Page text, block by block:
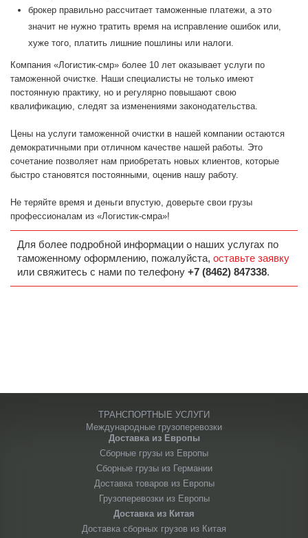
брокер правильно рассчитает таможенные платежи, а это
значит не нужно тратить время на исправление ошибок или,
хуже того, платить лишние пошлины или налоги.
Компания «Логистик-смр» более 10 лет оказывает услуги по
таможенной очистке. Наши специалисты не только имеют
постоянную практику, но и регулярно повышают свою
квалификацию, следят за изменениями законодательства.
Цены на услуги таможенной очистки в нашей компании остаются
демократичными при отличном качестве нашей работы. Это
сочетание позволяет нам приобретать новых клиентов, которые
быстро становятся постоянными, оценив нашу работу.
Не теряйте время и деньги впустую, доверьте свои грузы
профессионалам из «Логистик-смра»!
Для более подробной информации о наших услугах по
таможенному оформлению, пожалуйста, оставьте заявку
или свяжитесь с нами по телефону +7 (8462) 847338.
ТРАНСПОРТНЫЕ УСЛУГИ
Международные грузоперевозки
Доставка из Европы
Сборные грузы из Европы
Сборные грузы из Германии
Доставка товаров из Европы
Грузоперевозки из Европы
Доставка из Китая
Доставка сборных грузов из Китая